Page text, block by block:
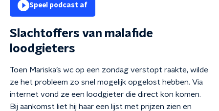
Speel podcast af
Slachtoffers van malafide
loodgieters
Toen Mariska’s wc op een zondag verstopt raakte, wilde
ze het probleem zo snel mogelijk opgelost hebben. Via
internet vond ze een loodgieter die direct kon komen.
Bij aankomst liet hij haar een lijst met prijzen zien en